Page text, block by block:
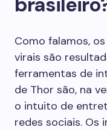
Como falamos,
virais são
ferramentas de
de Thor são, na
o intuito de
redes sociais. Os